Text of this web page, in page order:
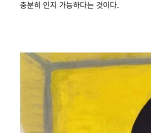
충분히 인지 가능하다는 것이다.